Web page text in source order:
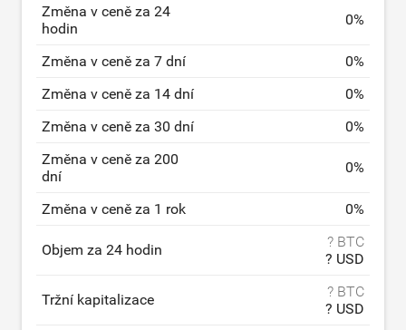
Změna v ceně za 24
hodin
0%
Změna v ceně za 7 dní 0%
Změna v ceně za 14 dní
0%
Změna v ceně za 30 dní
0%
Změna v ceně za 200
dní
0%
Změna v ceně za 1 rok 0%
Objem za 24 hodin
? BTC
? USD
Tržní kapitalizace
? BTC
? USD